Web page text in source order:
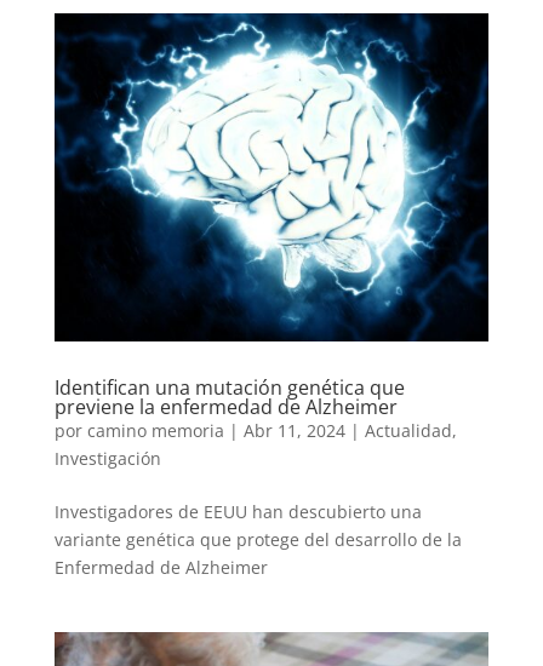
Identifican una mutación genética que
previene la enfermedad de Alzheimer
por camino memoria | Abr 11, 2024| Actualidad,
Investigación
Investigadores de EEUU han descubierto una
variante genética que protege del desarrollo de la
Enfermedad de Alzheimer